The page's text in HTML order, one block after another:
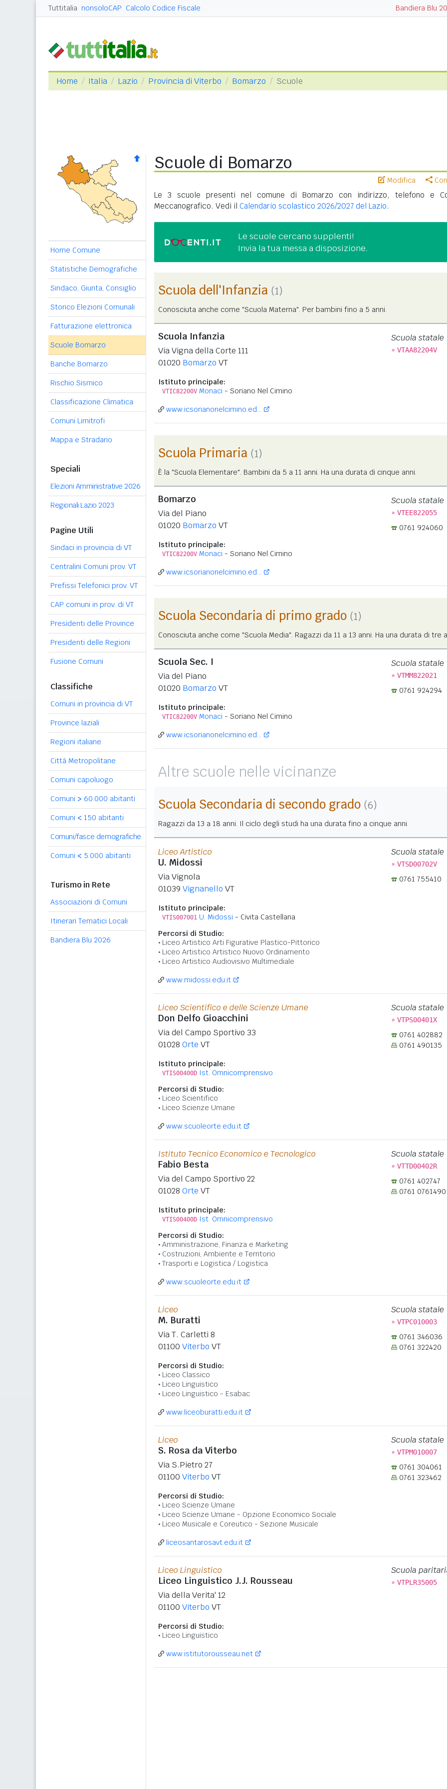
Tuttitalia nonsoloCAP Calcolo Codice Fiscale Bandiera Blu
Home Italia Lazio Provincia di Viterbo Bomarzo Scuole
Home Comune
Statistiche Demografiche
Sindaco, Giunta, Consiglio
Storico Elezioni Comunali
Fatturazione elettronica
Scuole Bomarzo
Banche Bomarzo
Rischio Sismico
Classificazione Climatica
Comuni Limitrofi
Mappa e Stradario
Speciali
Elezioni Amministrative 2026
Regionali Lazio 2023
Pagine Utili
Sindaci in provincia di VT
Centralini Comuni prov. VT
Prefissi Telefonici prov. VT
CAP comuni in prov. di VT
Presidenti delle Province
Presidenti delle Regioni
Fusione Comuni
Classifiche
Comuni in provincia di VT
Province laziali
Regioni italiane
Città Metropolitane
Comuni capoluogo
Comuni > 60.000 abitanti
Comuni < 150 abitanti
Comuni/fasce demografiche
Comuni < 5.000 abitanti
Turismo in Rete
Associazioni di Comuni
Itinerari Tematici Locali
Bandiera Blu 2026
Scuole di Bomarzo
Modifica
Le 3 scuole presenti nel comune di Bomarzo con indirizzo, telefono e
Meccanografico. Vedi il Calendario scolastico 2026/2027 del Lazio.
Le scuole cercano supplenti!
Invia la tua messa a disposizione.
Scuola dell'Infanzia (1)
Conosciuta anche come "Scuola Materna". Per bambini fino a 5 anni.
Scuola Infanzia
Via Vigna della Corte 111
01020 Bomarzo VT
Istituto principale:
VTIC82200V Monaci - Soriano Nel Cimino
Scuola statale
» VTAA82204V
www.icsorianonelcimino.ed...
Scuola Primaria (1)
È la "Scuola Elementare". Bambini da 5 a 11 anni. Ha una durata di cinque anni.
Bomarzo
Via del Piano
01020 Bomarzo VT
Istituto principale:
VTIC82200V Monaci - Soriano Nel Cimino
Scuola statale
» VTEE822055
0761 924060
www.icsorianonelcimino.ed...
Scuola Secondaria di primo grado (1)
Conosciuta anche come "Scuola Media". Ragazzi da 11 a 13 anni. Ha una durata di tre
Scuola Sec. I
Via del Piano
01020 Bomarzo VT
Istituto principale:
VTIC82200V Monaci - Soriano Nel Cimino
Scuola statale
» VTMM822021
0761 924294
www.icsorianonelcimino.ed...
Altre scuole nelle vicinanze
Scuola Secondaria di secondo grado (6)
Ragazzi da 13 a 18 anni. Il ciclo degli studi ha una durata fino a cinque anni.
Liceo Artistico
U. Midossi
Via Vignola
01039 Vignanello VT
Istituto principale:
VTIS007001 U. Midossi - Civita Castellana
Percorsi di Studio:
Liceo Artistico Arti Figurative Plastico-Pittorico
Liceo Artistico Artistico Nuovo Ordinamento
Liceo Artistico Audiovisivo Multimediale
Scuola statale
» VTSD00702V
0761 755410
www.midossi.edu.it
Liceo Scientifico e delle Scienze Umane
Don Delfo Gioacchini
Via del Campo Sportivo 33
01028 Orte VT
Istituto principale:
VTIS00400D Ist. Omnicomprensivo
Percorsi di Studio:
Liceo Scientifico
Liceo Scienze Umane
Scuola statale
» VTPS00401X
0761 402882
0761 490135
www.scuoleorte.edu.it
Istituto Tecnico Economico e Tecnologico
Fabio Besta
Via del Campo Sportivo 22
01028 Orte VT
Istituto principale:
VTIS00400D Ist. Omnicomprensivo
Percorsi di Studio:
Amministrazione, Finanza e Marketing
Costruzioni, Ambiente e Territorio
Trasporti e Logistica / Logistica
Scuola statale
» VTTD00402R
0761 402747
0761
www.scuoleorte.edu.it
Liceo
M. Buratti
Via T. Carletti 8
01100 Viterbo VT
Percorsi di Studio:
Liceo Classico
Liceo Linguistico
Liceo Linguistico - Esabac
Scuola statale
» VTPC010003
0761 346036
0761 322420
www.liceoburatti.edu.it
Liceo
S. Rosa da Viterbo
Via S.Pietro 27
01100 Viterbo VT
Percorsi di Studio:
Liceo Scienze Umane
Liceo Scienze Umane - Opzione Economico Sociale
Liceo Musicale e Coreutico - Sezione Musicale
Scuola statale
» VTPM010007
0761 304061
0761 323462
liceosantarosavt.edu.it
Liceo Linguistico
Liceo Linguistico J.J. Rousseau
Via della Verita' 12
01100 Viterbo VT
Percorsi di Studio:
Liceo Linguistico
Scuola
» VTPLR35005
www.istitutorousseau.net